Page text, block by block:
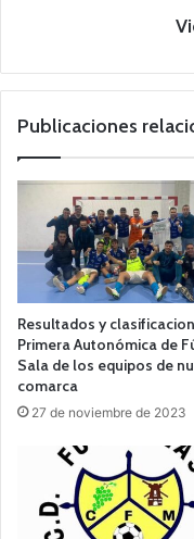
Publicaciones
Resultados y
Primera Autonómica de
Sala de los equipos de
comarca
27 de noviembre de 2023